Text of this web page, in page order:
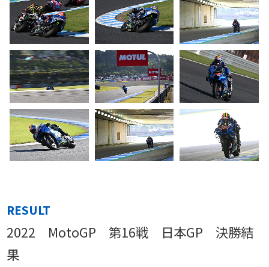
RESULT
2022 MotoGP 第16戦 日本GP 決勝結
果